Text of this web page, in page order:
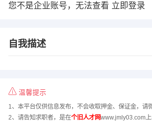
您不是企业账号，无法查看 立即登录
自我描述
温馨提示
1、本平台仅供信息发布，不会收取押金、保证金，请
2、请告知求职者，是在个旧人才网www.jmly03.com上